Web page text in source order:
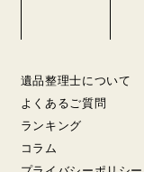
遺品整理士について
よくあるご質問
ランキング
コラム